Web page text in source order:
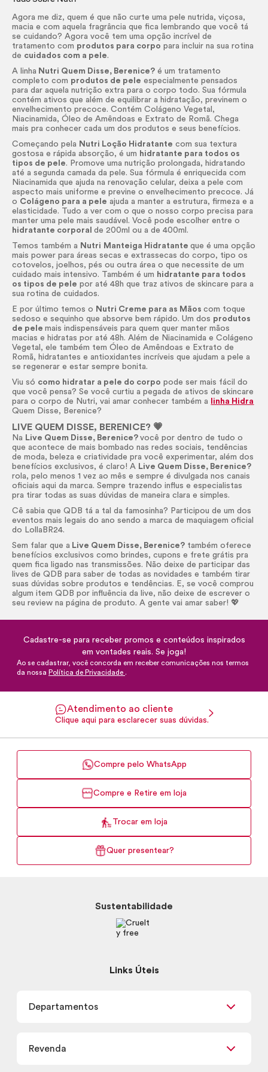
Agora me diz, quem é que não curte uma pele nutrida, viçosa,
macia e com aquela fragrância que fica lembrando que você tá
se cuidando? Agora você tem uma opção incrível de
tratamento com produtos para corpo para incluir na sua rotina
de cuidados com a pele.
A linha Nutri Quem Disse, Berenice? é um tratamento
completo com produtos de pele especialmente pensados
para dar aquela nutrição extra para o corpo todo. Sua fórmula
contém ativos que além de equilibrar a hidratação, previnem o
envelhecimento precoce. Contém Colágeno Vegetal,
Niacinamida, Óleo de Amêndoas e Extrato de Romã. Chega
mais pra conhecer cada um dos produtos e seus benefícios.
Começando pela Nutri Loção Hidratante com sua textura
gostosa e rápida absorção, é um hidratante para todos os
tipos de pele. Promove uma nutrição prolongada, hidratando
até a segunda camada da pele. Sua fórmula é enriquecida com
Niacinamida que ajuda na renovação celular, deixa a pele com
aspecto mais uniforme e previne o envelhecimento precoce. Já
o Colágeno para a pele ajuda a manter a estrutura, firmeza e a
elasticidade. Tudo a ver com o que o nosso corpo precisa para
manter uma pele mais saudável. Você pode escolher entre o
hidratante corporalde 200ml ou a de 400ml.
Temos também a Nutri Manteiga Hidratanteque é uma opção
mais power para áreas secas e extrassecas do corpo, tipo os
cotovelos, joelhos, pés ou outra área o que necessite de um
cuidado mais intensivo. Também é um hidratante para todos
os tipos de pele por até 48h que traz ativos deskincare para a
sua rotina de cuidados.
E por último temos o Nutri Creme para as Mãoscom toque
sedoso e sequinho que absorve bem rápido. Um dos produtos
de pelemais indispensáveis para quem quer manter mãos
macias e hidratas por até 48h. Além de Niacinamida e Colágeno
Vegetal, ele também tem Óleo de Amêndoas e Extrato de
Romã, hidratantes e antioxidantes incríveis que ajudam a pele a
se regenerar e estar sempre bonita.
Viu só como hidratar a pele do corpo pode ser mais fácil do
que você pensa? Se você curtiu a pegada de ativos de skincare
para o corpo de Nutri, vai amar conhecer também a
linha Hidra
Quem Disse, Berenice?
LIVE QUEM DISSE, BERENICE? 💗
Na Live Quem Disse, Berenice?você por dentro de tudo o
que acontece de mais bombado nas redes sociais, tendências
de moda, beleza e criatividade pra você experimentar, além dos
benefícios exclusivos, é claro! A Live Quem Disse, Berenice?
rola, pelo menos 1 vez ao mês e sempre é divulgada nos canais
oficiais aqui da marca. Sempre trazendo influs e especialistas
pra tirar todas as suas dúvidas de maneira clara e simples.
Cê sabia que QDB tá a tal da famosinha? Participou de um dos
eventos mais legais do ano sendo a marca de maquiagem oficial
do LollaBR24.
Sem falar que a Live Quem Disse, Berenice? também oferece
benefícios exclusivos como brindes, cupons e frete grátis pra
quem fica ligado nas transmissões. Não deixe de participar das
lives de QDB para saber de todas as novidades e também tirar
suas dúvidas sobre produtos e tendências. E, se você comprou
algum item QDB por influência da live, não deixe de escrever o
seu review na página de produto. A gente vai amar saber! 💖
Cadastre-se para receber promos e conteúdos inspirados
em vontades reais. Se joga!
Ao se cadastrar, você concorda em receber comunicações nos termos
da nossa Política de Privacidade .
Atendimento ao cliente
Clique aqui para esclarecer suas dúvidas.
Compre pelo WhatsApp
Compre e Retire em loja
Trocar em loja
Quer presentear?
Sustentabilidade
Links Úteis
Departamentos
Skincare
Revenda